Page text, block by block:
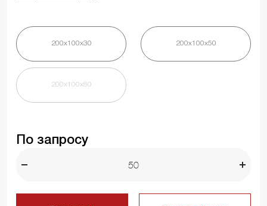
200х100х30 200х100х50
200х100х80
По запросу